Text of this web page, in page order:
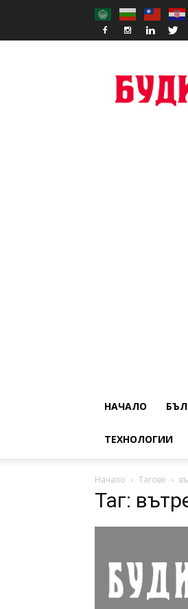
НАЧАЛО
ТЕХНОЛОГИИ
Начало Тагове
Таг: